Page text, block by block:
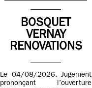
BOSQUET
VERNAY
RENOVATIONS
Le 04/08/2026. Jugement
prononçant l’ouverture